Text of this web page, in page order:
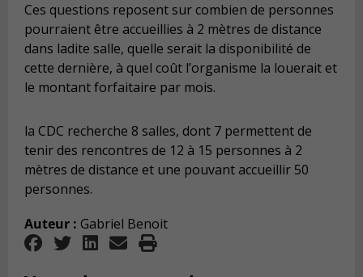
Ces questions reposent sur combien de personnes
pourraient être accueillies à 2 mètres de distance
dans ladite salle, quelle serait la disponibilité de
cette dernière, à quel coût l’organisme la louerait et
le montant forfaitaire par mois.
la CDC recherche 8 salles, dont 7 permettent de
tenir des rencontres de 12 à 15 personnes à 2
mètres de distance et une pouvant accueillir 50
personnes.
Auteur : Gabriel Benoit